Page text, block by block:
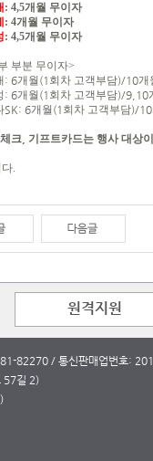
: 4,5개월 무이자
: 4개월 무이자
: 4,5개월 무이자
부분 무이자>
: 6개월 (1 회차 고객부담)/10개
: 6개월 (1 회차 고객부담)/9,10
SK: 6개월 (1 회차 고객부담)/10
체크 기프트카드는 행사 대상
.
원격지원
82270 / 통신판매업번호:
57길 2)